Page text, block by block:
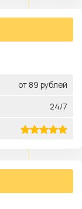
от 89 рублей
24/7